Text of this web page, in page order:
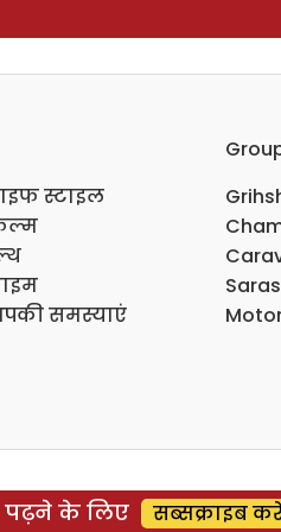
स्टाइल
समस्याएं
पढ़ने के लिए सब्सक्राइब